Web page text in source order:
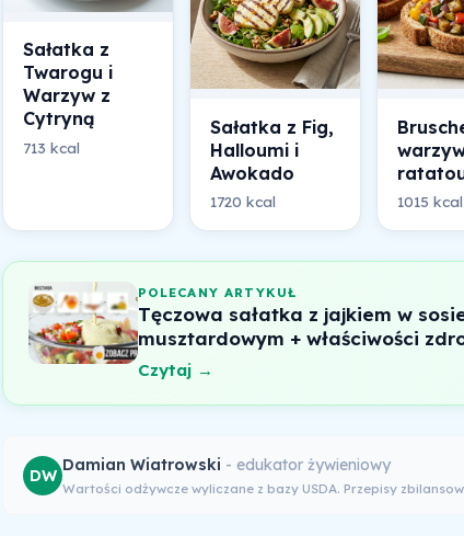
Sałatka z
Twarogu i
Warzyw z
Cytryną
713 kcal
Sałatka z Fig,
Halloumi i
Awokado
1720 kcal 1015 kcal
POLECANY ARTYKUŁ
Tęczowa sałatka z jajkiem w
musztardowym + właściwości
Czytaj →
DW
Damian Wiatrowski - edukator żywieniowy
Wartości odżywcze wyliczane z bazy USDA. Przepisy